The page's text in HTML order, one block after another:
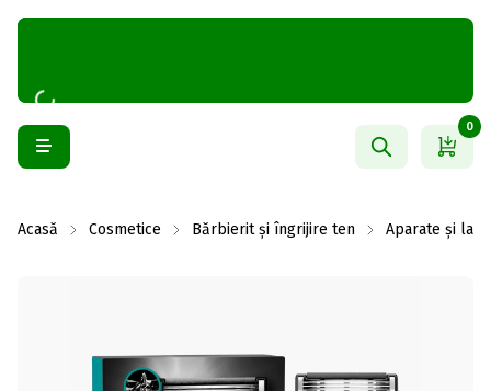
0
Acasă Cosmetice Bărbierit și îngrijire ten Aparate și